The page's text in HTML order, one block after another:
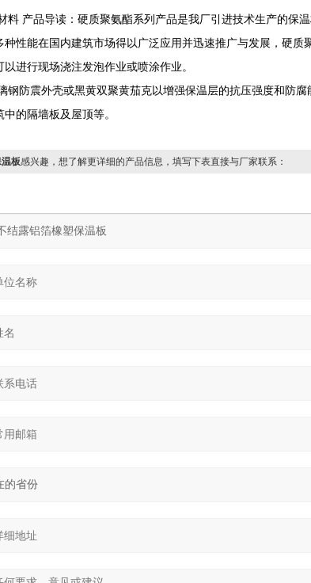
料 产品导读：硬质聚氨酯系列产品是我厂引进技术生产的保
性能在国内建筑市场得以广泛应用并迅速推广与发展，硬质
进行现场浇注发泡作业或喷涂作业。
钢防震外壳或黑黄双聚黄茄克以增强保温层的抗压强度和防
的隔墙板及屋顶等。
板感兴趣，想了解更详细的产品信息，填写下表直接与厂家联系：